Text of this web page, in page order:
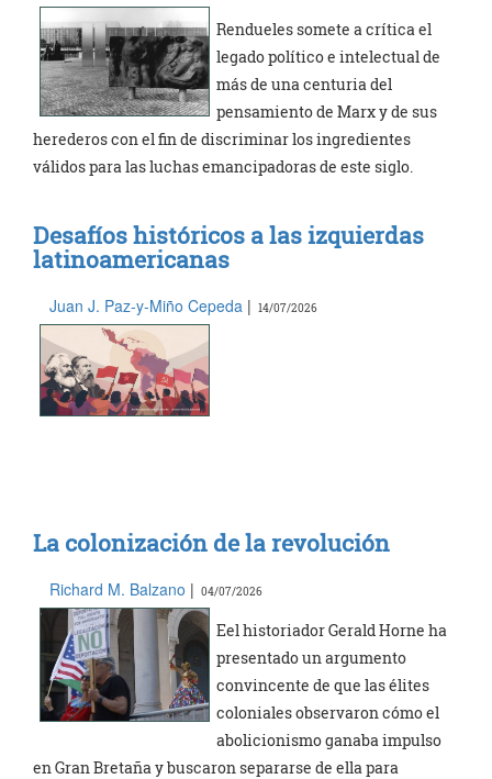
Rendueles somete a crítica el
legado político e intelectual de
más de una centuria del
pensamiento de Marx y de sus
herederos con el fin de discriminar los ingredientes
válidos para las luchas emancipadoras de este siglo.
Desafíos históricos a las izquierdas
latinoamericanas
Juan J. Paz-y-Miño Cepeda | 14/07/2026
La colonización de la revolución
Richard M. Balzano | 04/07/2026
Eel historiador Gerald Horne ha
presentado un argumento
convincente de que las élites
coloniales observaron cómo el
abolicionismo ganaba impulso
en Gran Bretaña y buscaron separarse de ella para